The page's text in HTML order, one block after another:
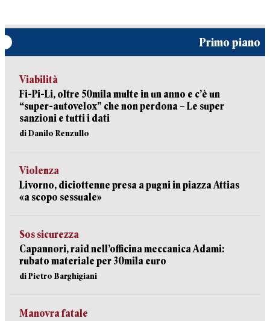
Primo piano
Viabilità
Fi-Pi-Li, oltre 50mila multe in un anno e c’è un
“super-autovelox” che non perdona – Le super
sanzioni e tutti i dati
di Danilo Renzullo
Violenza
Livorno, diciottenne presa a pugni in piazza Attias
«a scopo sessuale»
Sos sicurezza
Capannori, raid nell’officina meccanica Adami:
rubato materiale per 30mila euro
di Pietro Barghigiani
Manovra fatale